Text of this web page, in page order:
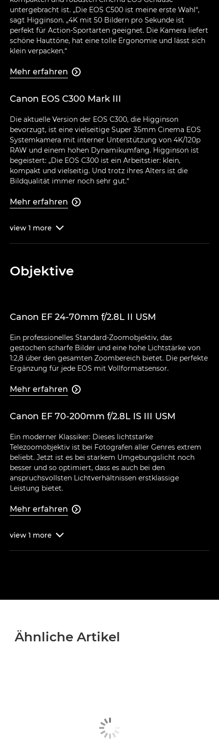
untergebracht ist. „Die EOS C500 ist meine erste Wahl“,
sagt Higginson. „4K mit 50 Bildern pro Sekunde ist
perfekt für Action-Sportarten geeignet. Die Kamera liefert
schöne Hauttöne, hat eine tolle Ergonomie und lässt sich
klein verpacken.“
Mehr erfahren 
Canon EOS C300 Mark III
Die aktuelle Version der EOS C300, die Higginson
bevorzugt, ist eine vielseitige Super 35mm Cinema EOS
Systemkamera mit interner Unterstützung von 4K/120p
RAW und einem hohen Dynamikumfang. Higginson ist
begeistert: „Die EOS C300 ist ein Arbeitstier: klein,
kompakt und vielseitig. Und trotz ihres Alters ist die
Bildqualität immer noch sehr gut.“
Mehr erfahren 
view 1 more 
Objektive
Canon EF 24-70mm f/2.8L II USM
Ein professionelles Standard-Zoomobjektiv, das
gestochen scharfe Bilder und eine hohe Lichtstärke von
1:2,8 über den gesamten Zoombereich bietet. Die perfekte
Ergänzung für jede EOS mit Vollformatsensor.
Mehr erfahren 
Canon EF 70-200mm f/2.8L IS III USM
Ein moderner Klassiker: Dieses lichtstarke
Telezoomobjektiv ist bei Fotografen aller Genres extrem
beliebt. Jetzt ist es bei starkem Umgebungslicht noch
besser und so optimiert, dass es auch bei den
anspruchsvollsten Lichtverhältnissen erstklassige
Leistung bietet.
Mehr erfahren 
view 1 more 
Ähnliche Artikel